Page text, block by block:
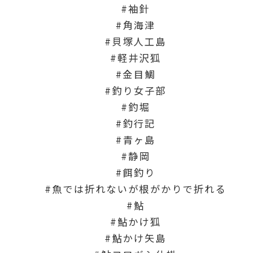
袖針
角海津
貝塚人工島
軽井沢狐
金目鯛
釣り女子部
釣堀
釣行記
青ヶ島
静岡
餌釣り
魚では折れないが根がかりで折れる
鮎
鮎かけ狐
鮎かけ矢島